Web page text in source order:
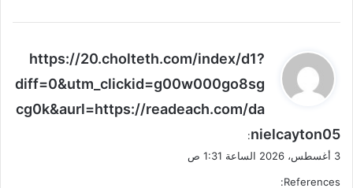
ي
و
ل
https://20.cholteth.com/index/d1?
diff=0&utm_clickid=g00w000go8sg
cg0k&aurl=https://readeach.com/da
nielcayton05
:
3 أغسطس، 2026 الساعة 1:31 ص
References: